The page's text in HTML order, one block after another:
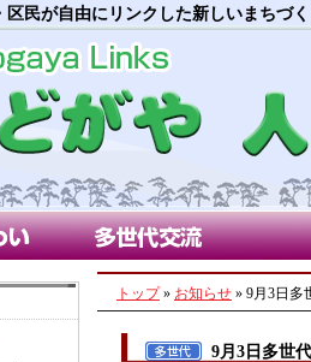
区民が自由にリンクした新しいまちづ
多世代交流部会 朝市
トップ» お知らせ » 9月3日多
9月3日多世